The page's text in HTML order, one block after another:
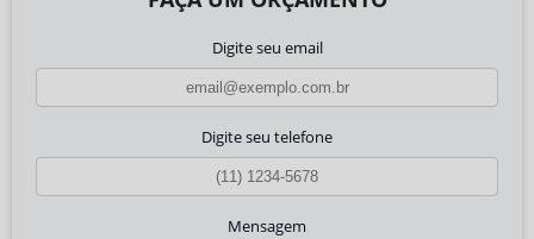
Digite seu email
Digite seu telefone
Mensagem